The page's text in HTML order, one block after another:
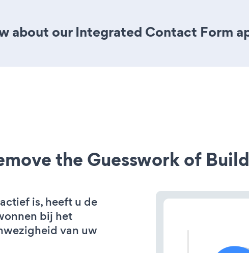
about our Integrated Contact Form
the Guesswork of
is, heeft u de
bij het
van uw